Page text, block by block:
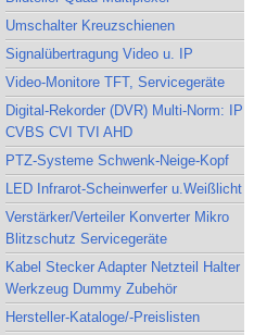
Umschalter Kreuzschienen
Signalübertragung Video u. IP
Video-Monitore TFT, Servicegeräte
Digital-Rekorder (DVR) Multi-Norm: IP
CVBS CVI TVI AHD
PTZ-Systeme Schwenk-Neige-Kopf
LED Infrarot-Scheinwerfer u.Weißlicht
Verstärker/Verteiler Konverter Mikro
Blitzschutz Servicegeräte
Kabel Stecker Adapter Netzteil Halter
Werkzeug Dummy Zubehör
Hersteller-Kataloge/-Preislisten